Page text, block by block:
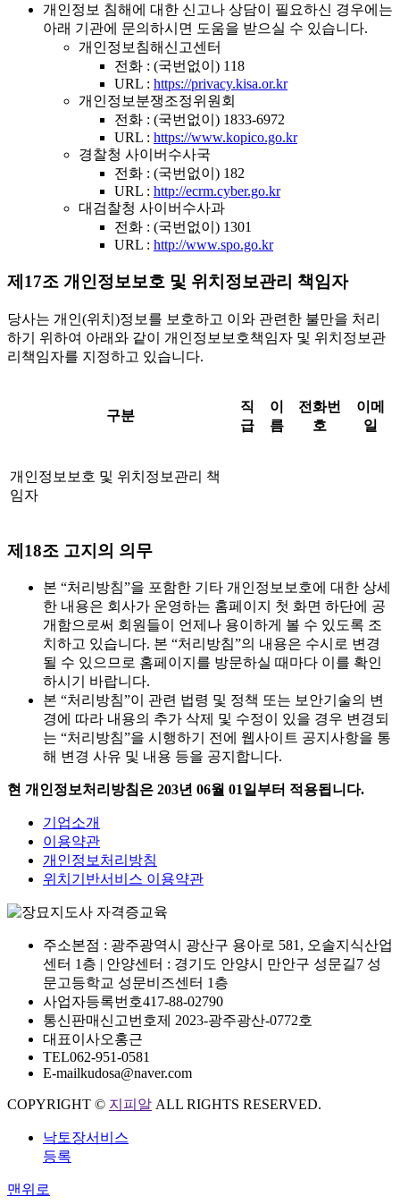
개인정보 침해에 대한 신고나 상담이 필요하신 경우에는
아래 기관에 문의하시면 도움을 받으실 수 있습니다.
개인정보침해신고센터
전화 : (국번없이) 118
URL : https://privacy.kisa.or.kr
개인정보분쟁조정위원회
전화 : (국번없이) 1833-6972
URL : https://www.kopico.go.kr
경찰청 사이버수사국
전화 : (국번없이) 182
URL : http://ecrm.cyber.go.kr
대검찰청 사이버수사과
전화 : (국번없이) 1301
URL : http://www.spo.go.kr
제17조 개인정보보호 및 위치정보관리 책임자
당사는 개인(위치)정보를 보호하고 이와 관련한 불만을 처리
하기 위하여 아래와 같이 개인정보보호책임자 및 위치정보관
리책임자를 지정하고 있습니다.
구분
직
급
이
름
전화번
호
이메
일
개인정보보호 및 위치정보관리 책
임자
제18조 고지의 의무
본 “처리방침”을 포함한 기타 개인정보보호에 대한 상세
한 내용은 회사가 운영하는 홈페이지 첫 화면 하단에 공
개함으로써 회원들이 언제나 용이하게 볼 수 있도록 조
치하고 있습니다. 본 “처리방침”의 내용은 수시로 변경
될 수 있으므로 홈페이지를 방문하실 때마다 이를 확인
하시기 바랍니다.
본 “처리방침”이 관련 법령 및 정책 또는 보안기술의 변
경에 따라 내용의 추가 삭제 및 수정이 있을 경우 변경되
는 “처리방침”을 시행하기 전에 웹사이트 공지사항을 통
해 변경 사유 및 내용 등을 공지합니다.
현 개인정보처리방침은 203년 06월 01일부터 적용됩니다.
기업소개
이용약관
개인정보처리방침
위치기반서비스 이용약관
주소본점 : 광주광역시 광산구 용아로 581, 오솔지식산업
센터 1층 | 안양센터 : 경기도 안양시 만안구 성문길7 성
문고등학교 성문비즈센터 1층
사업자등록번호417-88-02790
통신판매신고번호제 2023-광주광산-0772호
대표이사오홍근
TEL062-951-0581
E-mailkudosa@naver.com
COPYRIGHT © 지피알 ALL RIGHTS RESERVED.
낙토장서비스
등록
맨위로